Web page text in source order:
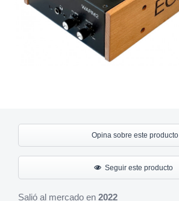
Opina sobre este producto
Seguir este producto
Salió al mercado en 2022